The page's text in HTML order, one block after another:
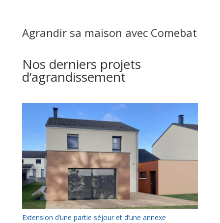
Agrandir sa maison avec Comebat
Nos derniers projets
d’agrandissement
Extension d’une partie séjour et d’une annexe